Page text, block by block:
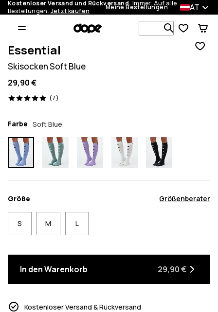
Kostenloser Versand und Rückversand. Immer. Auf alle
Bestellungen. Jetzt kaufen Meine Bestellungen AT
Essential
Skisocken Soft Blue
29,90 €
(7)
7 Reviews, 5/5
Farbe Soft Blue
Größe Größenberater
S M L
In den Warenkorb 29,90 €
Kostenloser Versand & Rückversand